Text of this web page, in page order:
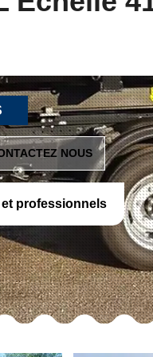
NOUS
professionnels